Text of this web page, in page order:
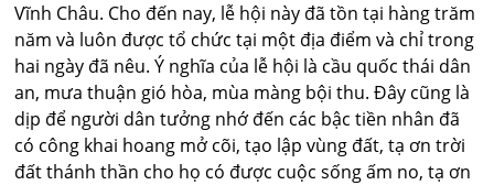
Vĩnh Châu. Cho đến nay, lễ hội này đã tồn tại hàng trăm
năm và luôn được tổ chức tại một địa điểm và chỉ trong
hai ngày đã nêu. Ý nghĩa của lễ hội là cầu quốc thái dân
an, mưa thuận gió hòa, mùa màng bội thu. Đây cũng là
dịp để người dân tưởng nhớ đến các bậc tiền nhân đã
có công khai hoang mở cõi, tạo lập vùng đất, tạ ơn trời
đất thánh thần cho họ có được cuộc sống ấm no, tạ ơn